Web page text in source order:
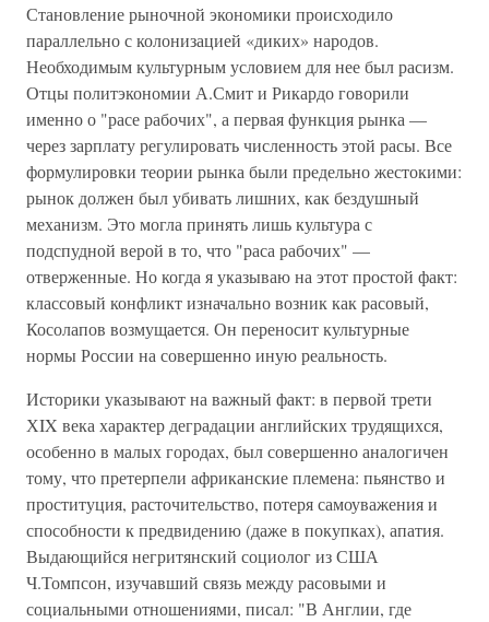
Становление рыночной экономики происходило
параллельно с колонизацией «диких» народов.
Необходимым культурным условием для нее был расизм.
Отцы политэкономии А.Смит и Рикардо говорили
именно о "расе рабочих", а первая функция рынка —
через зарплату регулировать численность этой расы. Все
формулировки теории рынка были предельно жестокими:
рынок должен был убивать лишних, как бездушный
механизм. Это могла принять лишь культура с
подспудной верой в то, что "раса рабочих" —
отверженные. Но когда я указываю на этот простой факт:
классовый конфликт изначально возник как расовый,
Косолапов возмущается. Он переносит культурные
нормы России на совершенно иную реальность.
Историки указывают на важный факт: в первой трети
ХIX века характер деградации английских трудящихся,
особенно в малых городах, был совершенно аналогичен
тому, что претерпели африканские племена: пьянство и
проституция, расточительство, потеря самоуважения и
способности к предвидению (даже в покупках), апатия.
Выдающийся негритянский социолог из США
Ч.Томпсон, изучавший связь между расовыми и
социальными отношениями, писал: "В Англии, где